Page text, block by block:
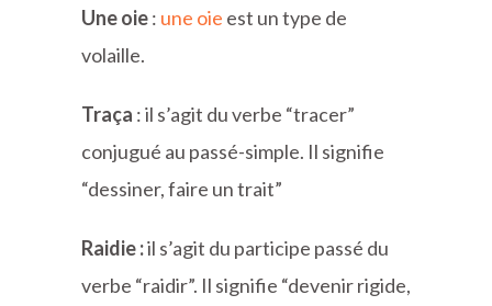
Une oie: une oie est un type de
volaille.
Traça : il s’agit du verbe “tracer”
conjugué au passé-simple. Il signifie
“dessiner, faire un trait”
Raidie :il s’agit du participe passé du
verbe “raidir”. Il signifie “devenir rigide,